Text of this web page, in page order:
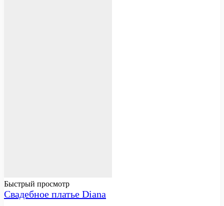
Быстрый просмотр
Свадебное платье Diana